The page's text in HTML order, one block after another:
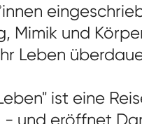
Mimik und
Leben
ist eine
- und eröffnet